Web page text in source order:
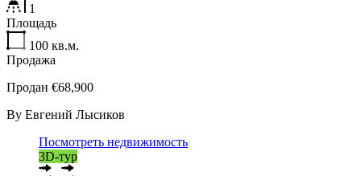
1
Площадь
100 кв.м.
Продажа
Продан €68,900
By Евгений Лысиков
Посмотреть недвижимость
3D-тур